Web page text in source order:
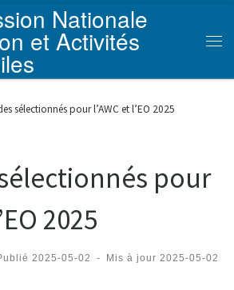
Nationale
et Activités
sélectionnés pour l’AWC et l’EO 2025
pour
2025
2025-05-02 - Mis à jour 2025-05-02